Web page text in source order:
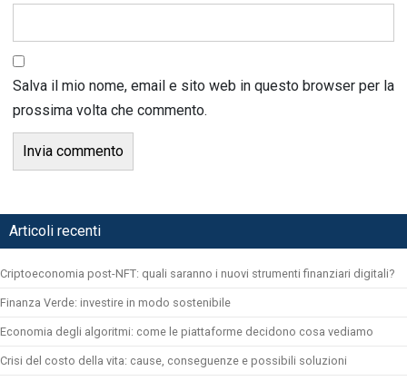
Salva il mio nome, email e sito web in questo browser per la
prossima volta che commento.
Articoli recenti
Criptoeconomia post-NFT: quali saranno i nuovi strumenti finanziari digitali?
Finanza Verde: investire in modo sostenibile
Economia degli algoritmi: come le piattaforme decidono cosa vediamo
Crisi del costo della vita: cause, conseguenze e possibili soluzioni